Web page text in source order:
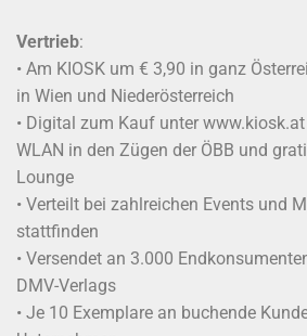
Vertrieb:
• Am KIOSK um € 3,90 in ganz
in Wien und Niederösterreich
• Digital zum Kauf unter
WLAN in den Zügen der ÖBB und
Lounge
• Verteilt bei zahlreichen Events und
stattfinden
• Versendet an 3.000
DMV-Verlags
• Je 10 Exemplare an buchende